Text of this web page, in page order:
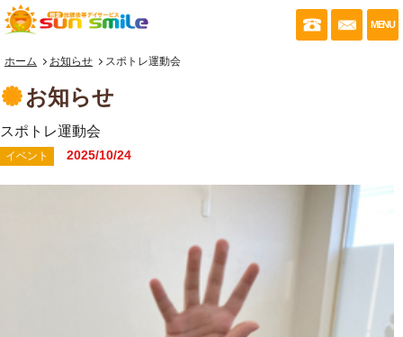
053-430-お問
MENU
ホーム お知らせ スポトレ運動会
お知らせ
スポトレ運動会
イベント 2025/10/24